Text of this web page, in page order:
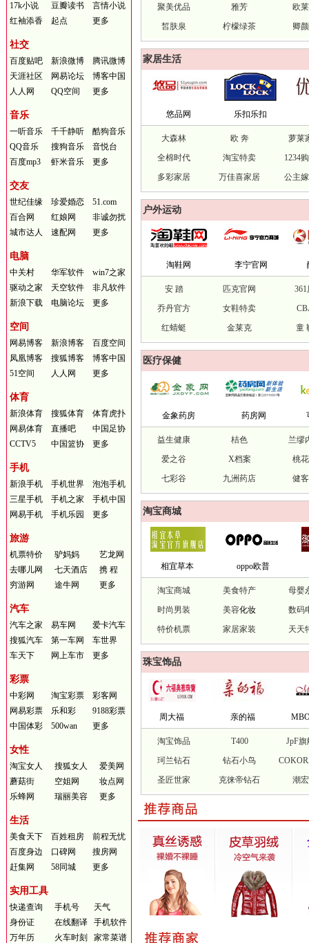
17k小说
豆瓣读书
言情小说
红袖添香
起点 更多
社交
百度贴吧 新浪微博
腾讯微博
天涯社区
网易论坛
博客中国
人人网
QQ空间 更多
音乐
一听音乐 千千静听
酷狗音乐
QQ音乐
搜狗音乐
音悦台
百度mp3
虾米音乐 更多
交友
世纪佳缘 珍爱婚恋
51.com
百合网
红娘网
非诚勿扰
城市达人
速配网 更多
电脑
中关村 华军软件
win7之家
驱动之家
天空软件
非凡软件
新浪下载
电脑论坛 更多
空间
网易博客 新浪博客
百度空间
凤凰博客
搜狐博客
博客中国
51空间
人人网 更多
体育
新浪体育 搜狐体育
体育虎扑
网易体育
直播吧
中国足协
CCTV5
中国篮协 更多
手机
新浪手机 手机世界
泡泡手机
三星手机
手机之家
手机中国
网易手机
手机乐园 更多
旅游
机票特价 驴妈妈
艺龙网
去哪儿网
七天酒店
携 程
穷游网
途牛网 更多
汽车
汽车之家 易车网
爱卡汽车
搜狐汽车
第一车网
车世界
车天下
网上车市 更多
彩票
中彩网 淘宝彩票
彩客网
网易彩票
乐和彩
9188彩票
中国体彩
500wan 更多
女性
淘宝女人 搜狐女人
爱美网
蘑菇街
空姐网
妆点网
乐蜂网
瑞丽美容 更多
生活
美食天下 百姓租房
前程无忧
百度身边
口碑网
搜房网
赶集网
58同城 更多
实用工具
快递查询 手机号
天气
身份证
在线翻译
手机软件
万年历
火车时刻
家常菜谱
聚美优品
雅芳
欧
皙肤泉
柠檬绿茶 卿
家居生活
悠品网 乐扣乐扣
大森林 欧 奔
萝莱
全棉时代
淘宝特卖
1234
多彩家居
万佳喜家居 公主
户外运动
淘鞋网 李宁官网
安 踏 匹克官网
乔丹官方
女鞋特卖
红蜻蜓
金莱克 童
医疗保健
金象药房 药房网
益生健康 桔色
兰缪
爱之谷
X档案
桃
七彩谷
九洲药店 健
淘宝商城
相宜草本 oppo欧普
淘宝商城 美食特产 母婴
时尚男装
美容化妆
数码
特价机票
家居家装 天天
珠宝饰品
周大福 亲的福
淘宝饰品 T400
JpF
珂兰钻石
钻石小鸟
圣匠世家
克徕帝钻石 潮